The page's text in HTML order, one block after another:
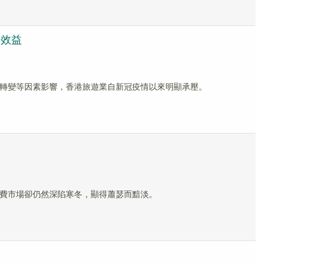
益
等因素影響，香港旅遊業自新冠疫情以來明顯承壓。
場卻仍然深陷寒冬，顯得蕭瑟而黯淡。